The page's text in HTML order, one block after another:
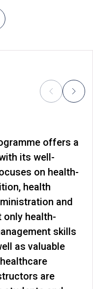
offers a
its well-
on health-
health
and
only health-
skills
as valuable
are